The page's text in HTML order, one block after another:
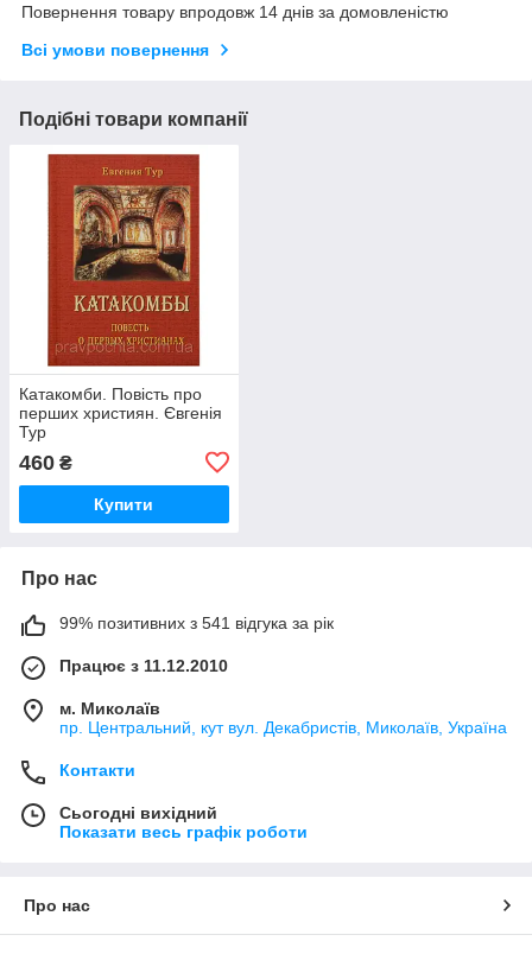
Повернення товару впродовж 14 днів за домовленістю
Всі умови повернення
Подібні товари компанії
Катакомби. Повість про
перших християн. Євгенія
Тур
460 ₴
Купити
Про нас
99% позитивних з 541 відгука за рік
Працює з 11.12.2010
м. Миколаїв
пр. Центральний, кут вул. Декабристів, Миколаїв, Україна
Контакти
Сьогодні вихідний
Показати весь графік роботи
Про нас